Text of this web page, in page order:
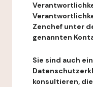
Zenchef unter
genannten
Sie sind auch
konsultieren,